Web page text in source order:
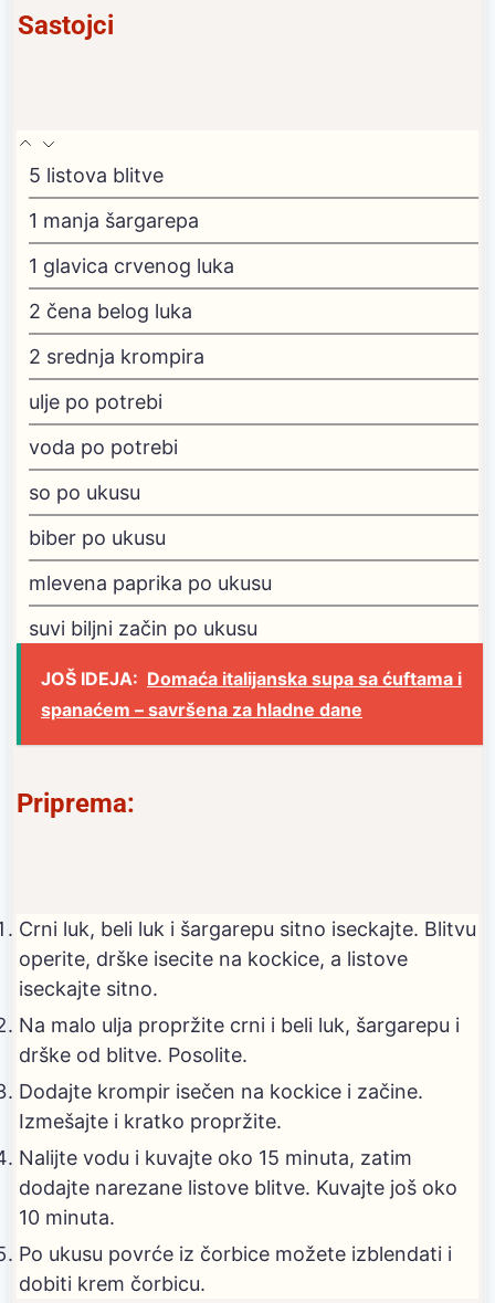
Sastojci
5 listova blitve
1 manja šargarepa
1 glavica crvenog luka
2 čena belog luka
2 srednja krompira
ulje po potrebi
voda po potrebi
so po ukusu
biber po ukusu
mlevena paprika po ukusu
suvi biljni začin po ukusu
JOŠ IDEJA: Domaća italijanska supa sa ćuftama i
spanaćem – savršena za hladne dane
Priprema:
Crni luk, beli luk i šargarepu sitno iseckajte. Blitvu
operite, drške isecite na kockice, a listove
iseckajte sitno.
Na malo ulja propržite crni i beli luk, šargarepu i
drške od blitve. Posolite.
Dodajte krompir isečen na kockice i začine.
Izmešajte i kratko propržite.
Nalijte vodu i kuvajte oko 15 minuta, zatim
dodajte narezane listove blitve. Kuvajte još oko
10 minuta.
Po ukusu povrće iz čorbice možete izblendati i
dobiti krem čorbicu.